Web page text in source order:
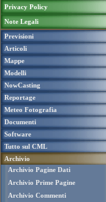
Privacy Policy
Note Legali
Previsioni
Articoli
Mappe
Modelli
NowCasting
Reportage
Meteo Fotografia
Documenti
Software
Tutto sul CML
Archivio
Archivio Pagine Dati
Archivio Prime Pagine
Archivio Commenti